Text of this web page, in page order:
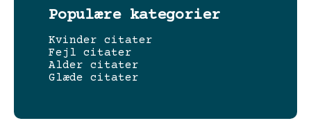
Populære kategorier
Kvinder citater
Fejl citater
Alder citater
Glæde citater